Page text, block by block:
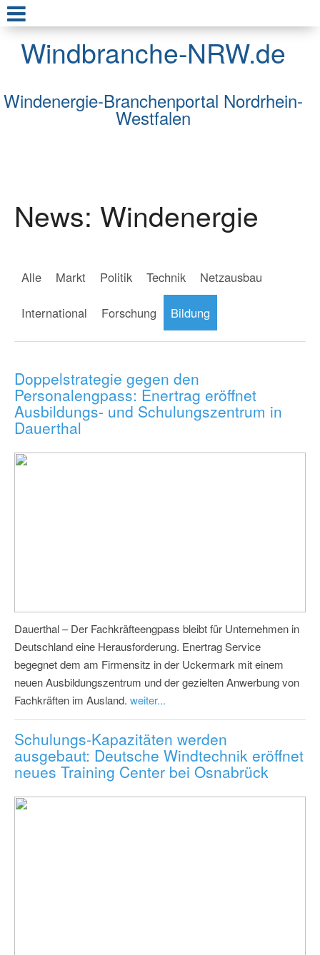
Windbranche-NRW.de
Windenergie-Branchenportal Nordrhein-
Westfalen
News: Windenergie
Alle Markt Politik Technik Netzausbau
International Forschung Bildung
Doppelstrategie gegen den
Personalengpass: Enertrag eröffnet
Ausbildungs- und Schulungszentrum in
Dauerthal
Dauerthal – Der Fachkräfteengpass bleibt für Unternehmen in
Deutschland eine Herausforderung. Enertrag Service
begegnet dem am Firmensitz in der Uckermark mit einem
neuen Ausbildungszentrum und der gezielten Anwerbung von
Fachkräften im Ausland. weiter...
Schulungs-Kapazitäten werden
ausgebaut: Deutsche Windtechnik eröffnet
neues Training Center bei Osnabrück